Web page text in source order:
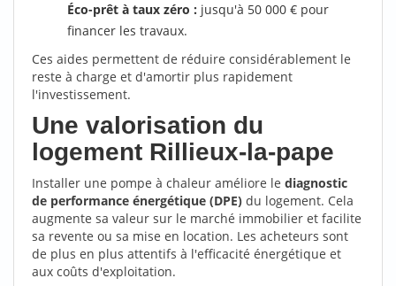
Éco-prêt à taux zéro : jusqu'à 50 000 € pour
financer les travaux.
Ces aides permettent de réduire considérablement le
reste à charge et d'amortir plus rapidement
l'investissement.
Une valorisation du
logement Rillieux-la-pape
Installer une pompe à chaleur améliore le diagnostic
de performance énergétique (DPE) du logement. Cela
augmente sa valeur sur le marché immobilier et facilite
sa revente ou sa mise en location. Les acheteurs sont
de plus en plus attentifs à l'efficacité énergétique et
aux coûts d'exploitation.